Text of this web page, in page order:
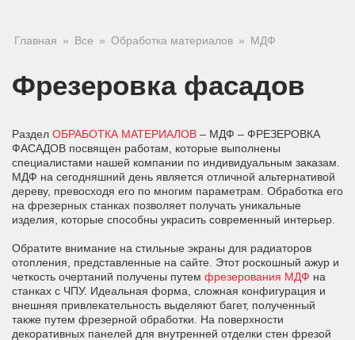
Вы здесь
Главная » Все » Обработка материалов » МДФ
Фрезеровка фасадов
Раздел ОБРАБОТКА МАТЕРИАЛОВ – МДФ – ФРЕЗЕРОВКА
ФАСАДОВ посвящен работам, которые выполнены
специалистами нашей компании по индивидуальным заказам.
МДФ на сегодняшний день является отличной альтернативой
дереву, превосходя его по многим параметрам. Обработка его
на фрезерных станках позволяет получать уникальные
изделия, которые способны украсить современный интерьер.
Обратите внимание на стильные экраны для радиаторов
отопления, представленные на сайте. Этот роскошный ажур и
четкость очертаний получены путем фрезерования МДФ на
станках с ЧПУ. Идеальная форма, сложная конфигурация и
внешняя привлекательность выделяют багет, полученный
также путем фрезерной обработки. На поверхности
декоративных панелей для внутренней отделки стен фрезой